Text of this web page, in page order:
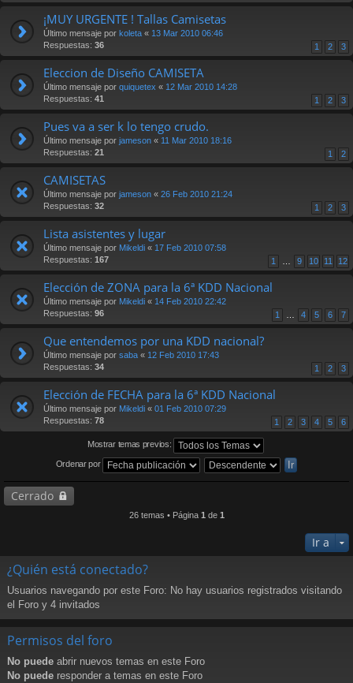
¡MUY URGENTE ! Tallas Camisetas
Último mensaje por koleta « 13 Mar 2010 06:46
Respuestas: 36 1 2 3
Eleccion de Diseño CAMISETA
Último mensaje por quiquetex « 12 Mar 2010 14:28
Respuestas: 41 1 2 3
Pues va a ser k lo tengo crudo.
Último mensaje por jameson « 11 Mar 2010 18:16
Respuestas: 21 1 2
CAMISETAS
Último mensaje por jameson « 26 Feb 2010 21:24
Respuestas: 32 1 2 3
Lista asistentes y lugar
Último mensaje por Mikeldi « 17 Feb 2010 07:58
Respuestas: 167 1 9 10 11 12
Elección de ZONA para la 6ª KDD Nacional
Último mensaje por Mikeldi « 14 Feb 2010 22:42
Respuestas: 96 1 4 5 6 7
Que entendemos por una KDD nacional?
Último mensaje por saba « 12 Feb 2010 17:43
Respuestas: 34 1 2 3
Elección de FECHA para la 6ª KDD Nacional
Último mensaje por Mikeldi « 01 Feb 2010 07:29
Respuestas: 78 1 2 3 4 5 6
Mostrar temas previos:
Ordenar por
Cerrado
26 temas • Página 1 de 1
Ir a
¿Quién está conectado?
Usuarios navegando por este Foro: No hay usuarios registrados visitando
el Foro y 4 invitados
Permisos del foro
No puede abrir nuevos temas en este Foro
No puede responder a temas en este Foro